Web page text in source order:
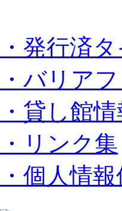
・発行済
・バリア
・貸し館情
・リンク集
・個人情